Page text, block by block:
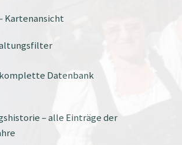
Kartenansicht
Datenbank
– alle Einträge der